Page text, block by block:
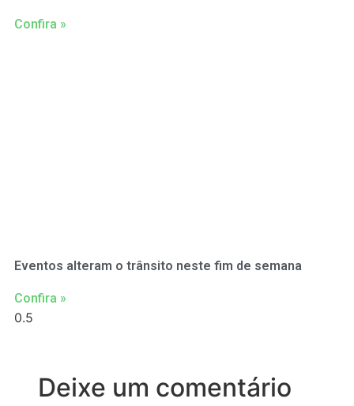
Confira »
Eventos alteram o trânsito neste fim de semana
Confira »
Deixe um comentário